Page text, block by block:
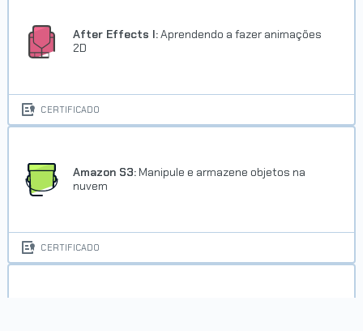
After Effects I:Aprendendo a fazer animações
2D
CERTIFICADO
Amazon S3: Manipule e armazene objetos na
nuvem
CERTIFICADO